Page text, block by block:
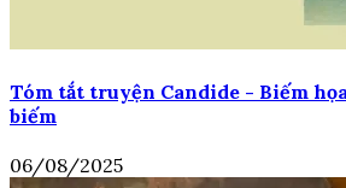
Tóm tắt truyện Candide - Biếm
biếm
06/08/2025